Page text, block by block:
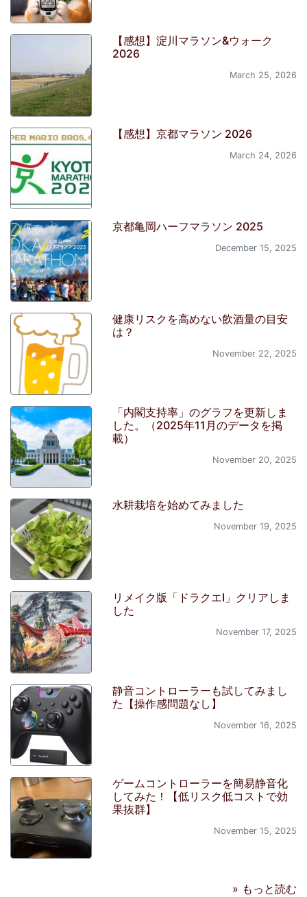
【感想】淀川マラソン&ウォーク
2026
March 25, 2026
【感想】京都マラソン 2026
March 24, 2026
京都亀岡ハーフマラソン 2025
December 15, 2025
健康リスクを高めない飲酒量の目安
は？
November 22, 2025
「内閣支持率」のグラフを更新しま
した。（2025年11月のデータを掲
載）
November 20, 2025
水耕栽培を始めてみました
November 19, 2025
リメイク版「ドラクエI」クリアしま
した
November 17, 2025
静音コントローラーも試してみまし
た【操作感問題なし】
November 16, 2025
ゲームコントローラーを簡易静音化
してみた！【低リスク低コストで効
果抜群】
November 15, 2025
» もっと読む